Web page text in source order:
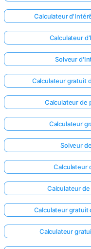
Calculateur
Calculateur
Solveur
Calculateur gratuit
Calculateur de
Calculateur
Solveur
Calculateur
Calculateur
Calculateur gratuit
Calculateur